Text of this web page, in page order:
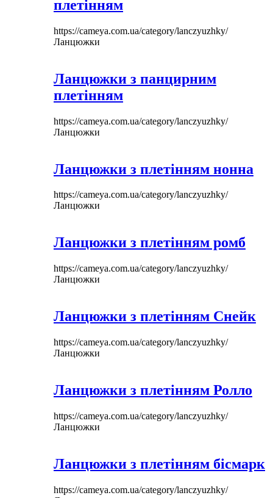
плетінням
https://cameya.com.ua/category/lanczyuzhky/
Ланцюжки
Ланцюжки з панцирним
плетінням
https://cameya.com.ua/category/lanczyuzhky/
Ланцюжки
Ланцюжки з плетінням нонна
https://cameya.com.ua/category/lanczyuzhky/
Ланцюжки
Ланцюжки з плетінням ромб
https://cameya.com.ua/category/lanczyuzhky/
Ланцюжки
Ланцюжки з плетінням Снейк
https://cameya.com.ua/category/lanczyuzhky/
Ланцюжки
Ланцюжки з плетінням Ролло
https://cameya.com.ua/category/lanczyuzhky/
Ланцюжки
Ланцюжки з плетінням бісмарк
https://cameya.com.ua/category/lanczyuzhky/